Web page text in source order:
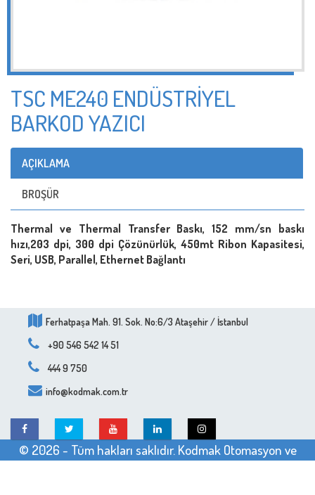
TSC ME240 ENDÜSTRİYEL
BARKOD YAZICI
AÇIKLAMA
BROŞÜR
Thermal ve Thermal Transfer Baskı, 152 mm/sn baskı
hızı,203 dpi, 300 dpi Çözünürlük, 450mt Ribon Kapasitesi,
Seri, USB, Parallel, Ethernet Bağlantı
Ferhatpaşa Mah. 91. Sok. No:6/3 Ataşehir / İstanbul
+90 546 542 14 51
444 9 750
info@kodmak.com.tr
© 2026 - Tüm hakları saklıdır. Kodmak Otomasyon ve